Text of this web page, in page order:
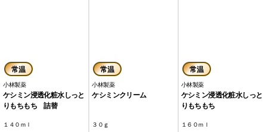
常温
小林製薬
ケシミン浸透化粧水しっと
りもちもち 詰替
１４０ｍｌ
常温
小林製薬
ケシミンクリーム
３０ｇ
常温
小林製薬
ケシミン浸透化粧水しっと
りもちもち
１６０ｍｌ